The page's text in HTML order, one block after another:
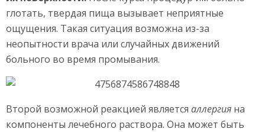
глотать, твердая пища вызывает неприятные
ощущения. Такая ситуация возможна из-за
неопытности врача или случайных движений
больного во время промывания.
Второй возможной реакцией является аллергия на
компоненты лечебного раствора. Она может быть